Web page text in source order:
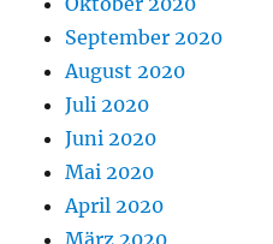
September 2020
August 2020
Juli 2020
Juni 2020
Mai 2020
April 2020